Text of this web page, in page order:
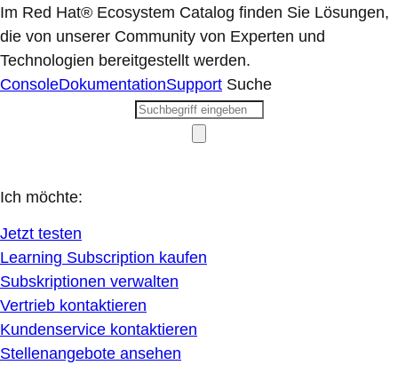
Im Red Hat® Ecosystem Catalog finden Sie Lösungen,
die von unserer Community von Experten und
Technologien bereitgestellt werden.
ConsoleDokumentationSupport Suche
Ich möchte:
Jetzt testen
Learning Subscription kaufen
Subskriptionen verwalten
Vertrieb kontaktieren
Kundenservice kontaktieren
Stellenangebote ansehen